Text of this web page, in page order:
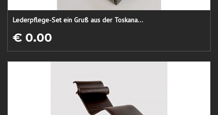
Lederpflege-Set ein Gruß aus der Toskana...
€ 0.00